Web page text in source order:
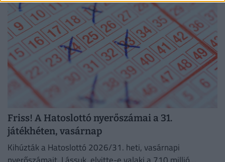
Friss! A Hatoslottó nyerőszámai a 31.
játékhéten, vasárnap
Kihúzták a Hatoslottó 2026/31. heti, vasárnapi